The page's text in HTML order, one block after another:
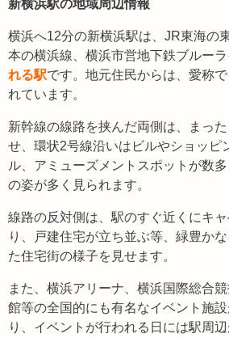
新横浜駅の地域周辺情報
横浜へ12分の新横浜駅は、JR東海の
本の横浜線、横浜市営地下鉄ブルー
れる駅です。地元住民からは、愛称
れています。
新幹線の線路を挟んだ両側は、まっ
せ、環状2号線沿いはビルやショッピ
ル、アミューズメントスポットが数
の姿が多く見られます。
線路の反対側は、駅のすぐ近くにキ
り、戸建住宅が立ち並ぶ等、緑豊か
た住宅街の様子を見せます。
また、横浜アリーナ、横浜国際総合
館等の全国的にも有名なイベント施
り、イベントが行われる日には駅周